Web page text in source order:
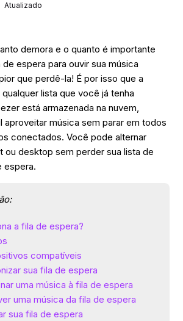
Atualizado
demora e o quanto é importante
espera para ouvir sua música
que perdê-la! É por isso que a
lista que você já tenha
está armazenada na nuvem,
aproveitar música sem parar em todos
conectados. Você pode alternar
ou desktop sem perder sua lista de
espera.
a fila de espera?
compatíveis
sua fila de espera
uma música à fila de espera
uma música da fila de espera
sua fila de espera